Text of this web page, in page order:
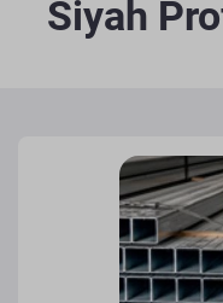
Siyah